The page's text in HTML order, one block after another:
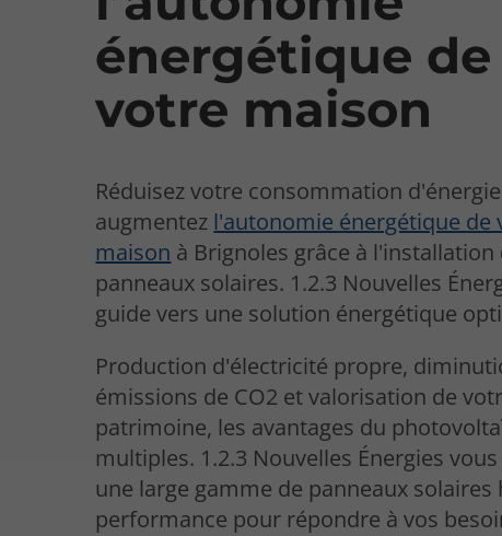
énergétique de
votre maison
Réduisez votre consommation
augmentez l'autonomie énergétique de
maison à Brignoles grâce à l'installation
panneaux solaires. 1.2.3 Nouvelles
guide vers une solution énergétique
Production d'électricité propre,
émissions de CO2 et valorisation de
patrimoine, les avantages du
multiples. 1.2.3 Nouvelles Énergies
une large gamme de panneaux solaires
performance pour répondre à vos